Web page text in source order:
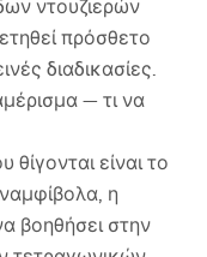
ντουζιερών
πρόσθετο
διαδικασίες.
— τι να
είναι το
η
βοηθήσει στην